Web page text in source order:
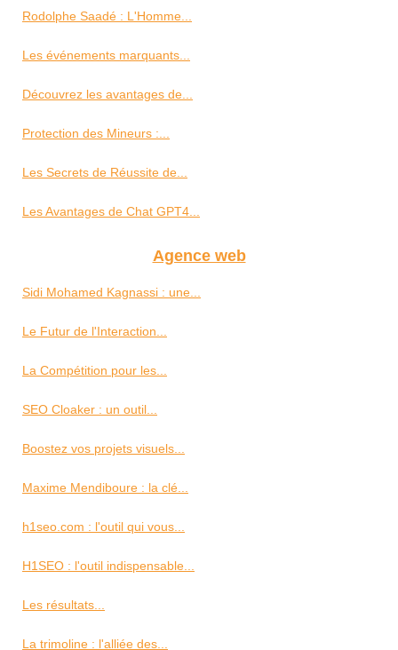
Rodolphe Saadé : L'Homme...
Les événements marquants...
Découvrez les avantages de...
Protection des Mineurs :...
Les Secrets de Réussite de...
Les Avantages de Chat GPT4...
Agence web
Sidi Mohamed Kagnassi : une...
Le Futur de l'Interaction...
La Compétition pour les...
SEO Cloaker : un outil...
Boostez vos projets visuels...
Maxime Mendiboure : la clé...
h1seo.com : l'outil qui vous...
H1SEO : l'outil indispensable...
Les résultats...
La trimoline : l'alliée des...